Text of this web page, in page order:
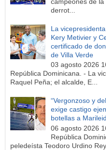
derrot...
La
Kery Metivier y
certificado de
de Villa Verde
03 agosto 2026
República Dominicana. - La
Raquel Peña; el alcalde, E...
“Vergonzoso y
exige castigo
botellas a
06 agosto 2026
República
peledeísta Teodoro Urdino